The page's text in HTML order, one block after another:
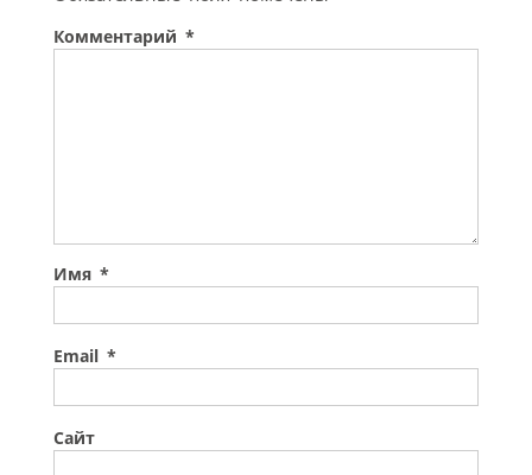
Комментарий *
Имя *
Email *
Сайт